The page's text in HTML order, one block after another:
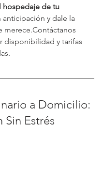
hospedaje de tu
anticipación y dale la
merece.Contáctanos
disponibilidad y tarifas
a Domicilio:
Estrés